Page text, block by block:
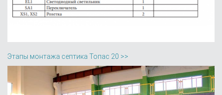
Этапы монтажа септика Топас 20 >>